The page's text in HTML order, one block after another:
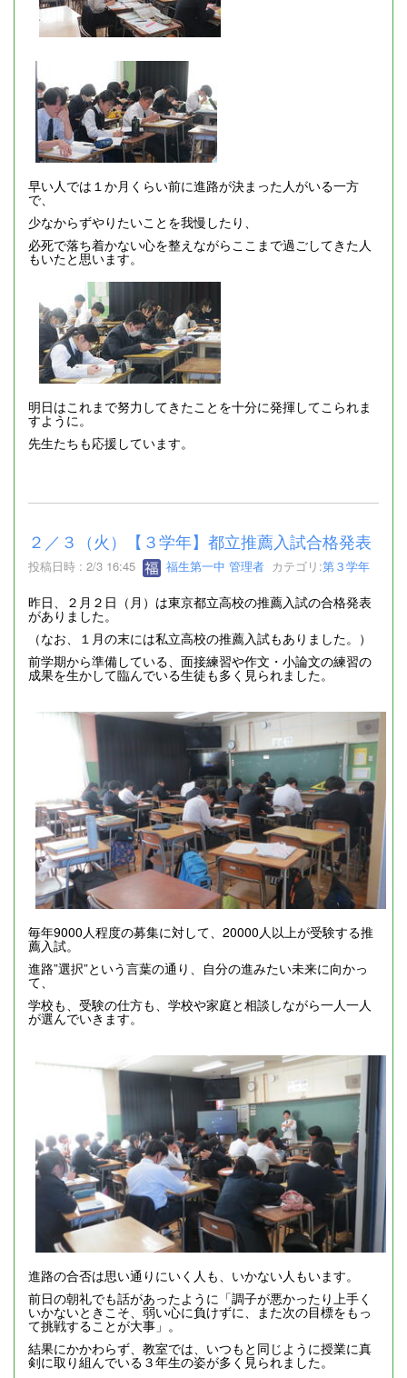
早い人では１か月くらい前に進路が決まった人がいる一方
で、
少なからずやりたいことを我慢したり、
必死で落ち着かない心を整えながらここまで過ごしてきた人
もいたと思います。
明日はこれまで努力してきたことを十分に発揮してこられま
すように。
先生たちも応援しています。
２／３（火）【３学年】都立推薦入試合格発表
投稿日時 : 2/3 16:45 福生第一中 管理者 カテゴリ:第３学年
昨日、２月２日（月）は東京都立高校の推薦入試の合格発表
がありました。
（なお、１月の末には私立高校の推薦入試もありました。）
前学期から準備している、面接練習や作文・小論文の練習の
成果を生かして臨んでいる生徒も多く見られました。
毎年9000人程度の募集に対して、20000人以上が受験する推
薦入試。
進路”選択”という言葉の通り、自分の進みたい未来に向かっ
て、
学校も、受験の仕方も、学校や家庭と相談しながら一人一人
が選んでいきます。
進路の合否は思い通りにいく人も、いかない人もいます。
前日の朝礼でも話があったように「調子が悪かったり上手く
いかないときこそ、弱い心に負けずに、また次の目標をもっ
て挑戦することが大事」。
結果にかかわらず、教室では、いつもと同じように授業に真
剣に取り組んでいる３年生の姿が多く見られました。